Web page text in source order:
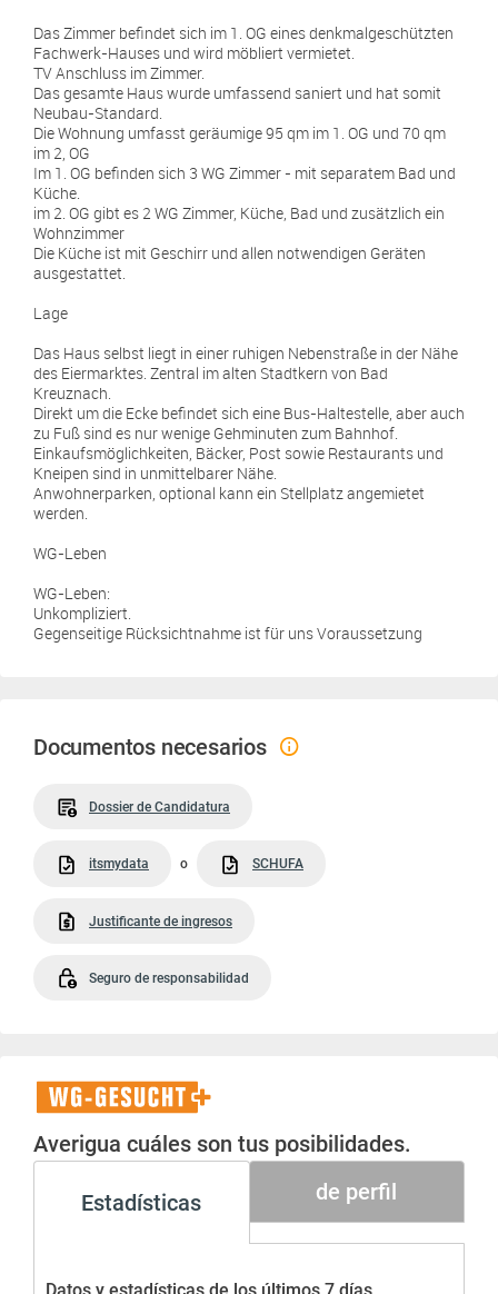
Das Zimmer befindet sich im 1. OG eines denkmalgeschützten
Fachwerk-Hauses und wird möbliert vermietet.
TV Anschluss im Zimmer.
Das gesamte Haus wurde umfassend saniert und hat somit
Neubau-Standard.
Die Wohnung umfasst geräumige 95 qm im 1. OG und 70 qm
im 2, OG
Im 1. OG befinden sich 3 WG Zimmer - mit separatem Bad und
Küche.
im 2. OG gibt es 2 WG Zimmer, Küche, Bad und zusätzlich ein
Wohnzimmer
Die Küche ist mit Geschirr und allen notwendigen Geräten
ausgestattet.
Lage
Das Haus selbst liegt in einer ruhigen Nebenstraße in der Nähe
des Eiermarktes. Zentral im alten Stadtkern von Bad
Kreuznach.
Direkt um die Ecke befindet sich eine Bus-Haltestelle, aber auch
zu Fuß sind es nur wenige Gehminuten zum Bahnhof.
Einkaufsmöglichkeiten, Bäcker, Post sowie Restaurants und
Kneipen sind in unmittelbarer Nähe.
Anwohnerparken, optional kann ein Stellplatz angemietet
werden.
WG-Leben
WG-Leben:
Unkompliziert.
Gegenseitige Rücksichtnahme ist für uns Voraussetzung
Documentos necesarios
Dossier de Candidatura
itsmydata o SCHUFA
Justificante de ingresos
Seguro de responsabilidad
WG-
Gesucht+
Averigua cuáles son tus posibilidades.
Estadísticas de perfil